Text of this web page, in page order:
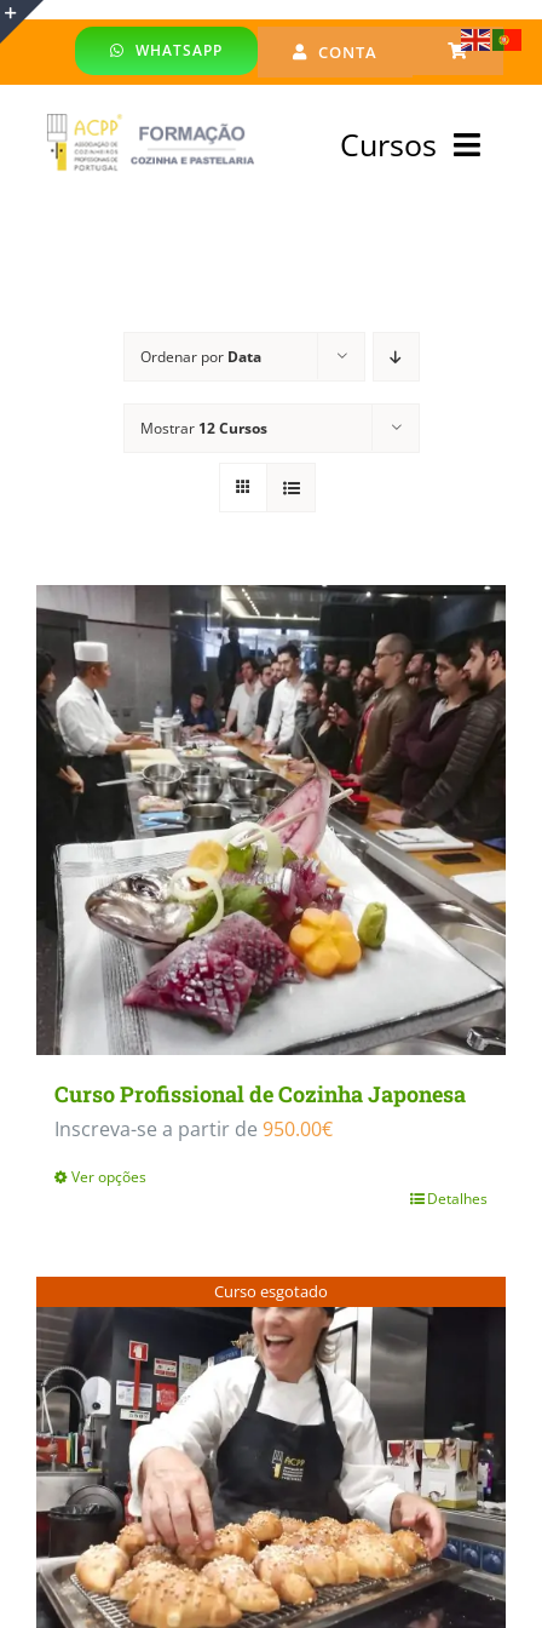
Skip
WHATSAPP CONTA
Cursos
Financiado
Ordenar por Data
Mostrar 12 Cursos
Curso Profissional de Cozinha Japonesa
Inscreva-se a partir de 950.00€
Ver opções
has
multiple
variants.
The
options
may
be
chosen
on
Detalhes
Curso esgotado